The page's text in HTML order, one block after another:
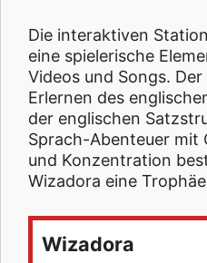
Die interaktiven
eine spielerische
Videos und Songs.
Erlernen des
der englischen
Sprach-Abenteuer mit
und Konzentration
Wizadora eine
Wizadora